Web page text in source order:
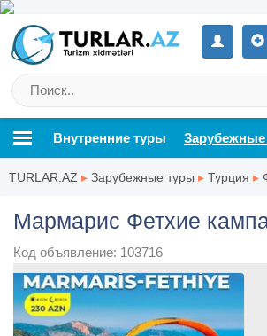
Внутренние туры
TURLAR.AZ ▸ Зарубежные туры ▸ Турция ▸
Мармарис Фетхие
Код объявление: 103716